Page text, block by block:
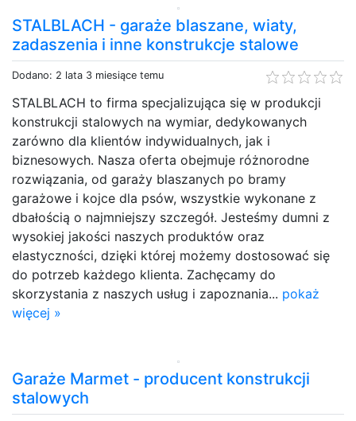
STALBLACH - garaże blaszane, wiaty,
zadaszenia i inne konstrukcje stalowe
Dodano: 2 lata 3 miesiące temu
STALBLACH to firma specjalizująca się w produkcji
konstrukcji stalowych na wymiar, dedykowanych
zarówno dla klientów indywidualnych, jak i
biznesowych. Nasza oferta obejmuje różnorodne
rozwiązania, od garaży blaszanych po bramy
garażowe i kojce dla psów, wszystkie wykonane z
dbałością o najmniejszy szczegół. Jesteśmy dumni z
wysokiej jakości naszych produktów oraz
elastyczności, dzięki której możemy dostosować się
do potrzeb każdego klienta. Zachęcamy do
skorzystania z naszych usług i zapoznania... pokaż
więcej »
Garaże Marmet - producent konstrukcji
stalowych